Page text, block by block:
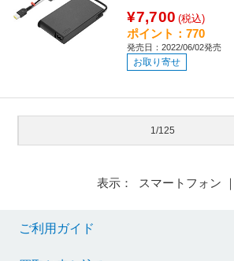
¥7,700 (税込)
ポイント：770
発売日：2022/06/02発売
お取り寄せ
1/125
表示： スマートフォン ｜
ご利用ガイド